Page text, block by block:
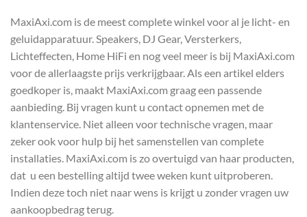
MaxiAxi.com is de meest complete winkel voor al je licht- en
geluidapparatuur. Speakers, DJ Gear, Versterkers,
Lichteffecten, Home HiFi en nog veel meer is bij MaxiAxi.com
voor de allerlaagste prijs verkrijgbaar. Als een artikel elders
goedkoper is, maakt MaxiAxi.com graag een passende
aanbieding. Bij vragen kunt u contact opnemen met de
klantenservice. Niet alleen voor technische vragen, maar
zeker ook voor hulp bij het samenstellen van complete
installaties. MaxiAxi.com is zo overtuigd van haar producten,
dat u een bestelling altijd twee weken kunt uitproberen.
Indien deze toch niet naar wens is krijgt u zonder vragen uw
aankoopbedrag terug.